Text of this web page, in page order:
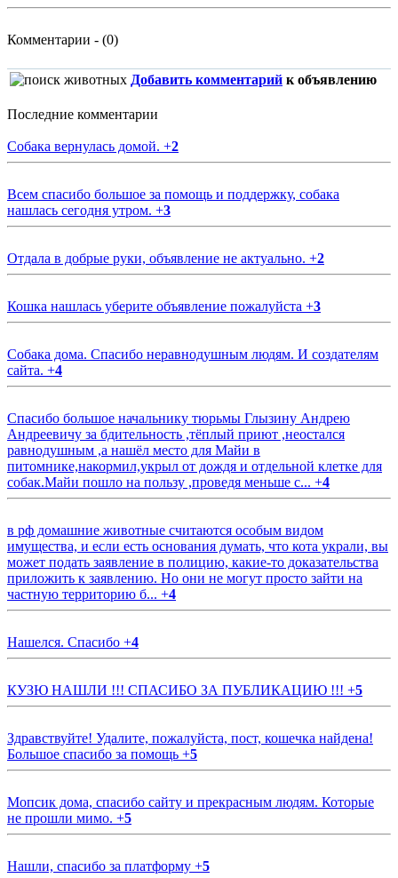
Комментарии - (0)
Добавить комментарий к объявлению
Последние комментарии
Собака вернулась домой. +2
Всем спасибо большое за помощь и поддержку, собака
нашлась сегодня утром. +3
Отдала в добрые руки, объявление не актуально. +2
Кошка нашлась уберите объявление пожалуйста +3
Собака дома. Спасибо неравнодушным людям. И создателям
сайта. +4
Спасибо большое начальнику тюрьмы Глызину Андрею
Андреевичу за бдительность ,тёплый приют ,неостался
равнодушным ,а нашёл место для Майи в
питомнике,накормил,укрыл от дождя и отдельной клетке для
собак.Майи пошло на пользу ,проведя меньше с... +4
в рф домашние животные считаются особым видом
имущества, и если есть основания думать, что кота украли, вы
может подать заявление в полицию, какие-то доказательства
приложить к заявлению. Но они не могут просто зайти на
частную территорию б... +4
Нашелся. Спасибо +4
КУЗЮ НАШЛИ !!! СПАСИБО ЗА ПУБЛИКАЦИЮ !!! +5
Здравствуйте! Удалите, пожалуйста, пост, кошечка найдена!
Большое спасибо за помощь +5
Мопсик дома, спасибо сайту и прекрасным людям. Которые
не прошли мимо. +5
Нашли, спасибо за платформу +5